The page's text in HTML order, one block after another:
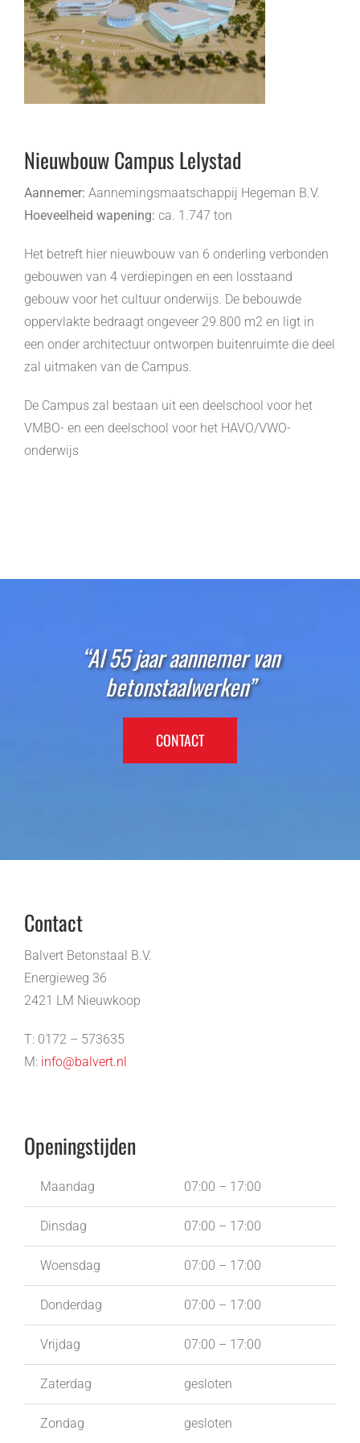
Nieuwbouw Campus Lelystad
Aannemer: Aannemingsmaatschappij Hegeman B.V.
Hoeveelheid wapening: ca. 1.747 ton
Het betreft hier nieuwbouw van 6 onderling verbonden
gebouwen van 4 verdiepingen en een losstaand
gebouw voor het cultuur onderwijs. De bebouwde
oppervlakte bedraagt ongeveer 29.800 m2 en ligt in
een onder architectuur ontworpen buitenruimte die deel
zal uitmaken van de Campus.
De Campus zal bestaan uit een deelschool voor het
VMBO- en een deelschool voor het HAVO/VWO-
onderwijs
“Al 55 jaar aannemer van
betonstaalwerken”
CONTACT
Contact
Balvert Betonstaal B.V.
Energieweg 36
2421 LM Nieuwkoop
T: 0172 – 573635
M: info@balvert.nl
Openingstijden
Maandag 07:00 – 17:00
Dinsdag 07:00 – 17:00
Woensdag 07:00 – 17:00
Donderdag 07:00 – 17:00
Vrijdag 07:00 – 17:00
Zaterdag gesloten
Zondag gesloten